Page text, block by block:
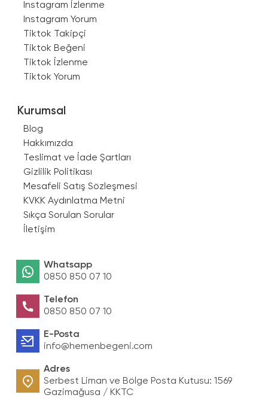
Instagram İzlenme
Instagram Yorum
Tiktok Takipçi
Tiktok Beğeni
Tiktok İzlenme
Tiktok Yorum
Kurumsal
Blog
Hakkımızda
Teslimat ve İade Şartları
Gizlilik Politikası
Mesafeli Satış Sözleşmesi
KVKK Aydınlatma Metni
Sıkça Sorulan Sorular
İletişim
Whatsapp
0850 850 07 10
Telefon
0850 850 07 10
E-Posta
info@hemenbegeni.com
Adres
Serbest Liman ve Bölge Posta Kutusu: 1569
Gazimağusa / KKTC